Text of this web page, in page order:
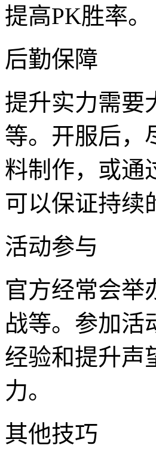
提高PK胜率。
后勤保障
提升实力需要
等。开服后，
料制作，或通
可以保证持续
活动参与
官方经常会举
战等。参加活
经验和提升声
力。
其他技巧